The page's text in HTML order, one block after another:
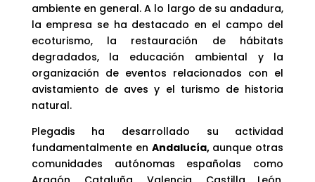
ambiente en general. A lo largo de su andadura,
la empresa se ha destacado en el campo del
ecoturismo, la restauración de hábitats
degradados, la educación ambiental y la
organización de eventos relacionados con el
avistamiento de aves y el turismo de historia
natural.
Plegadis ha desarrollado su actividad
fundamentalmente en Andalucía,aunque otras
comunidades autónomas españolas como